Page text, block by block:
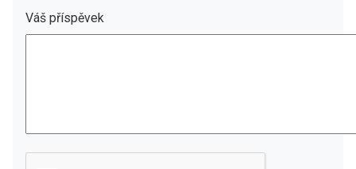
Váš příspěvek